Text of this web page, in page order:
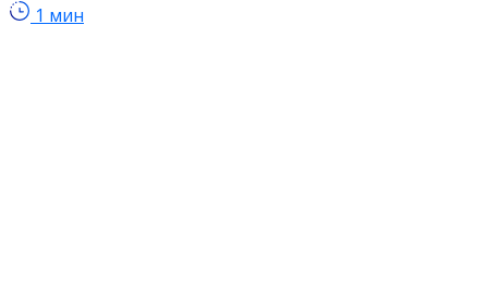
1 мин